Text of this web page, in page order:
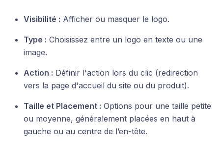
Visibilité : Afficher ou masquer le logo.
Type : Choisissez entre un logo en texte ou une
image.
Action : Définir l'action lors du clic (redirection
vers la page d'accueil du site ou du produit).
Taille et Placement : Options pour une taille petite
ou moyenne, généralement placées en haut à
gauche ou au centre de l’en-tête.